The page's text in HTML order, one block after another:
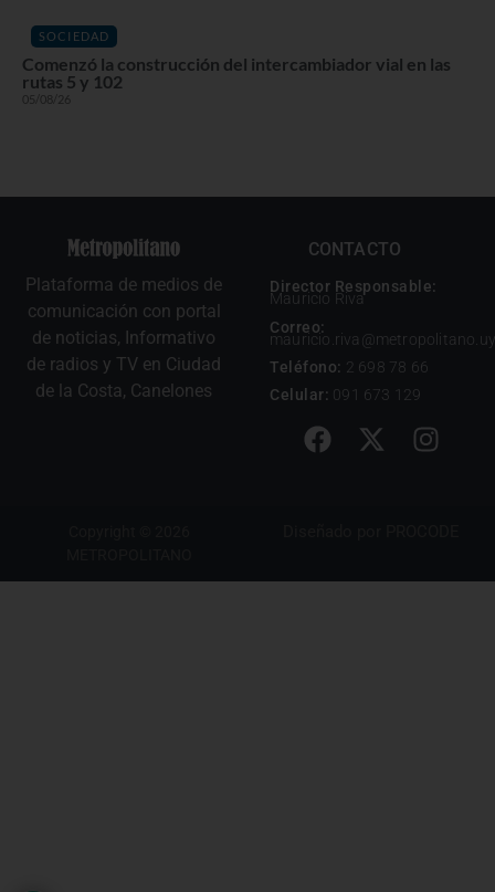
SOCIEDAD
Comenzó la construcción del intercambiador vial en las
rutas 5 y 102
05/08/26
Plataforma de medios de
comunicación con portal
de noticias, Informativo
de radios y TV en Ciudad
de la Costa, Canelones
CONTACTO
Director Responsable:
Mauricio Riva
Correo:
mauricio.riva@metropolitano.uy
Teléfono: 2 698 78 66
Celular: 091 673 129